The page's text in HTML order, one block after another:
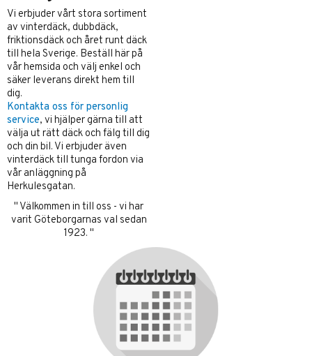
Vi erbjuder vårt stora sortiment
av vinterdäck, dubbdäck,
friktionsdäck och året runt däck
till hela Sverige. Beställ här på
vår hemsida och välj enkel och
säker leverans direkt hem till
dig.
Kontakta oss för personlig
service, vi hjälper gärna till att
välja ut rätt däck och fälg till dig
och din bil. Vi erbjuder även
vinterdäck till tunga fordon via
vår anläggning på
Herkulesgatan.
" Välkommen in till oss - vi har
varit Göteborgarnas val sedan
1923. "